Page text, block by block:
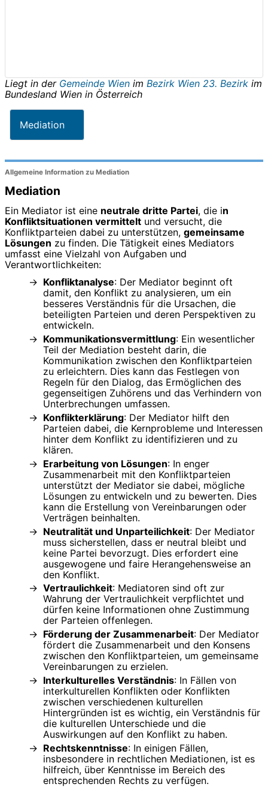
Liegt in der Gemeinde Wien im Bezirk Wien 23. Bezirk im
Bundesland Wien in Österreich
Mediation
Allgemeine Information zu Mediation
Mediation
Ein Mediator ist eine neutrale dritte Partei, die in
Konfliktsituationen vermittelt und versucht, die
Konfliktparteien dabei zu unterstützen, gemeinsame
Lösungen zu finden. Die Tätigkeit eines Mediators
umfasst eine Vielzahl von Aufgaben und
Verantwortlichkeiten:
Konfliktanalyse: Der Mediator beginnt oft
damit, den Konflikt zu analysieren, um ein
besseres Verständnis für die Ursachen, die
beteiligten Parteien und deren Perspektiven zu
entwickeln.
Kommunikationsvermittlung: Ein wesentlicher
Teil der Mediation besteht darin, die
Kommunikation zwischen den Konfliktparteien
zu erleichtern. Dies kann das Festlegen von
Regeln für den Dialog, das Ermöglichen des
gegenseitigen Zuhörens und das Verhindern von
Unterbrechungen umfassen.
Konflikterklärung: Der Mediator hilft den
Parteien dabei, die Kernprobleme und Interessen
hinter dem Konflikt zu identifizieren und zu
klären.
Erarbeitung von Lösungen: In enger
Zusammenarbeit mit den Konfliktparteien
unterstützt der Mediator sie dabei, mögliche
Lösungen zu entwickeln und zu bewerten. Dies
kann die Erstellung von Vereinbarungen oder
Verträgen beinhalten.
Neutralität und Unparteilichkeit: Der Mediator
muss sicherstellen, dass er neutral bleibt und
keine Partei bevorzugt. Dies erfordert eine
ausgewogene und faire Herangehensweise an
den Konflikt.
Vertraulichkeit: Mediatoren sind oft zur
Wahrung der Vertraulichkeit verpflichtet und
dürfen keine Informationen ohne Zustimmung
der Parteien offenlegen.
Förderung der Zusammenarbeit: Der Mediator
fördert die Zusammenarbeit und den Konsens
zwischen den Konfliktparteien, um gemeinsame
Vereinbarungen zu erzielen.
Interkulturelles Verständnis: In Fällen von
interkulturellen Konflikten oder Konflikten
zwischen verschiedenen kulturellen
Hintergründen ist es wichtig, ein Verständnis für
die kulturellen Unterschiede und die
Auswirkungen auf den Konflikt zu haben.
Rechtskenntnisse: In einigen Fällen,
insbesondere in rechtlichen Mediationen, ist es
hilfreich, über Kenntnisse im Bereich des
entsprechenden Rechts zu verfügen.